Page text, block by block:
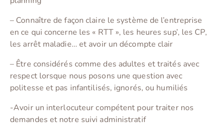
– Connaître de façon claire le système de l’entreprise
en ce qui concerne les « RTT », les heures sup’, les CP,
les arrêt maladie… et avoir un décompte clair
– Être considérés comme des adultes et traités avec
respect lorsque nous posons une question avec
politesse et pas infantilisés, ignorés, ou humiliés
-Avoir un interlocuteur compétent pour traiter nos
demandes et notre suivi administratif